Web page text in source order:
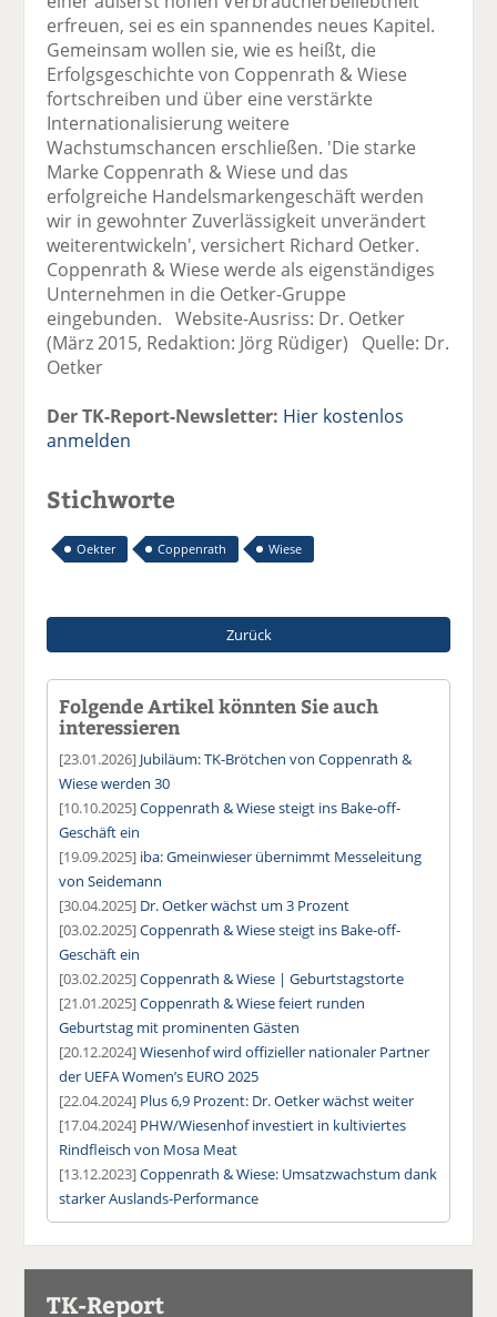
erfreuen, sei es ein spannendes neues Kapitel.
Gemeinsam wollen sie, wie es heißt, die
Erfolgsgeschichte von Coppenrath & Wiese
fortschreiben und über eine verstärkte
Internationalisierung weitere
Wachstumschancen erschließen. 'Die starke
Marke Coppenrath & Wiese und das
erfolgreiche Handelsmarkengeschäft werden
wir in gewohnter Zuverlässigkeit unverändert
weiterentwickeln', versichert Richard Oetker.
Coppenrath & Wiese werde als eigenständiges
Unternehmen in die Oetker-Gruppe
eingebunden. Website-Ausriss: Dr. Oetker
(März 2015, Redaktion: Jörg Rüdiger) Quelle: Dr.
Oetker
Der TK-Report-Newsletter: Hier kostenlos
anmelden
Stichworte
Oekter Coppenrath Wiese
Zurück
Folgende Artikel könnten Sie auch
interessieren
[23.01.2026] Jubiläum: TK-Brötchen von Coppenrath &
Wiese werden 30
[10.10.2025]Coppenrath & Wiese steigt ins Bake-off-
Geschäft ein
[19.09.2025] iba: Gmeinwieser übernimmt Messeleitung
von Seidemann
[30.04.2025] Dr. Oetker wächst um 3 Prozent
[03.02.2025]Coppenrath & Wiese steigt ins Bake-off-
Geschäft ein
[03.02.2025]Coppenrath & Wiese | Geburtstagstorte
[21.01.2025]Coppenrath & Wiese feiert runden
Geburtstag mit prominenten Gästen
[20.12.2024]Wiesenhof wird offizieller nationaler Partner
der UEFA Women’s EURO 2025
[22.04.2024] Plus 6,9 Prozent: Dr. Oetker wächst weiter
[17.04.2024] PHW/Wiesenhof investiert in kultiviertes
Rindfleisch von Mosa Meat
[13.12.2023]Coppenrath & Wiese: Umsatzwachstum dank
starker Auslands-Performance
TK-Report